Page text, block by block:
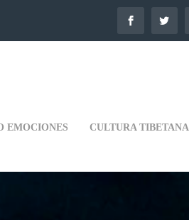
EMOCIONES CULTURA TIBETANA